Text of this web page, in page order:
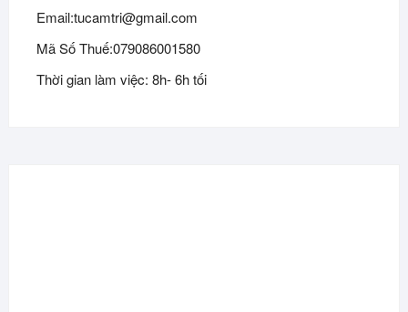
Email:tucamtri@gmail.com
Mã Số Thuế:079086001580
Thời gian làm việc: 8h- 6h tối